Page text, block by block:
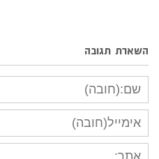
השארת תגובה